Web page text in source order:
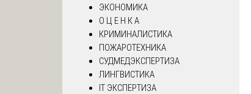
ЭКОНОМИКА
О Ц Е Н К А
КРИМИНАЛИСТИКА
ПОЖАРОТЕХНИКА
СУДМЕДЭКСПЕРТИЗА
ЛИНГВИСТИКА
IT ЭКСПЕРТИЗА